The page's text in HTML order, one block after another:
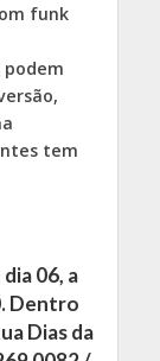
funk
tem
06, a
Dentro
Dias da